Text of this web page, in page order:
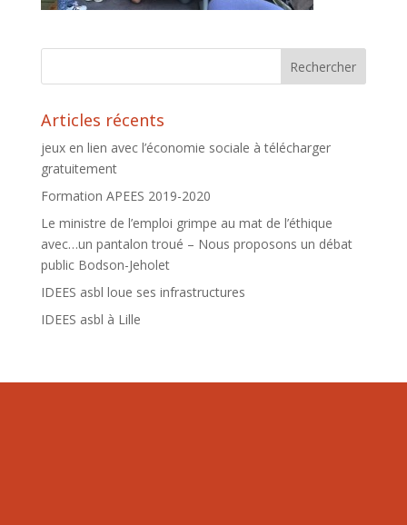
Articles récents
jeux en lien avec l’économie sociale à télécharger
gratuitement
Formation APEES 2019-2020
Le ministre de l’emploi grimpe au mat de l’éthique
avec…un pantalon troué – Nous proposons un débat
public Bodson-Jeholet
IDEES asbl loue ses infrastructures
IDEES asbl à Lille